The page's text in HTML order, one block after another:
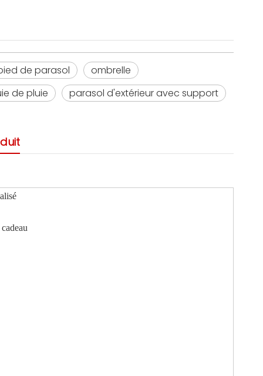
de parasol
ombrelle
de pluie
parasol d'extérieur avec support